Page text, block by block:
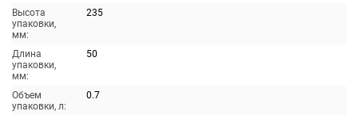
Высота
упаковки,
мм:
235
Длина
упаковки,
мм:
50
Объем
упаковки, л:
0.7